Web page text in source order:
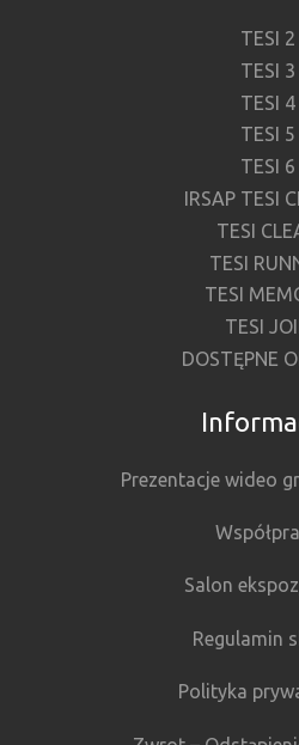
TESI 2
TESI 3
TESI 4
TESI 5
TESI 6
IRSAP TESI
TESI
TESI
TESI
TESI
DOSTĘPNE
Prezentacje wideo
Salon
Regulamin
Polityka